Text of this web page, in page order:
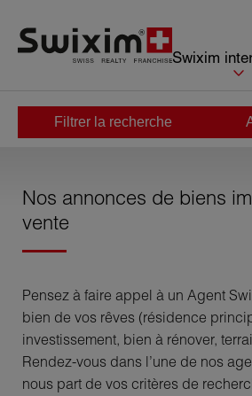
Swixim
Filtrer la recherche
> Acheter
Nos annonces de biens
vente
Pensez à faire appel à un Agent
bien de vos rêves (résidence
investissement, bien à rénover,
Rendez-vous dans l’une de nos
nous part de vos critères de